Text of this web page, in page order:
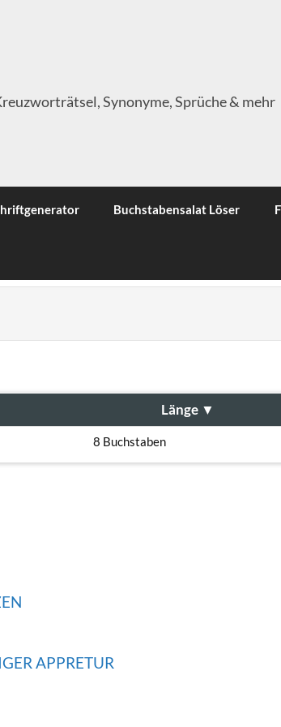
Synonyme, Sprüche & mehr
Buchstabensalat Löser
Länge ▼
8 Buchstaben
APPRETUR